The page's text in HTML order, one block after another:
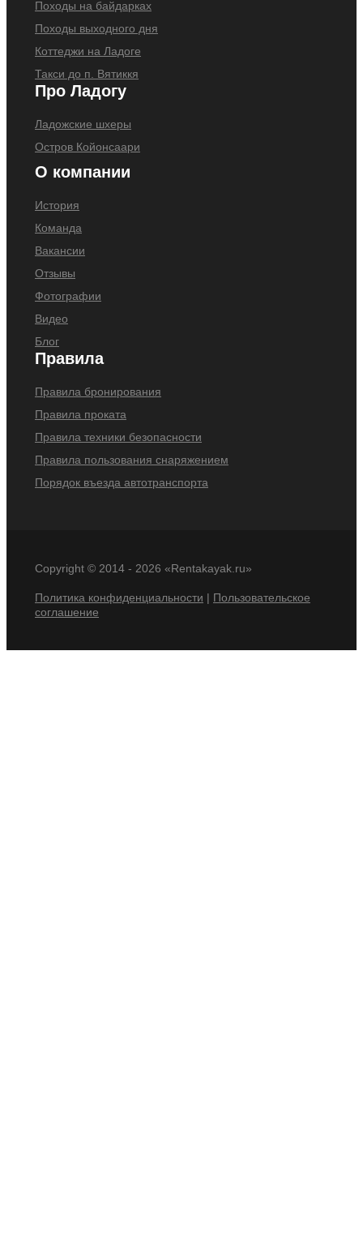
Походы на байдарках
Походы выходного дня
Коттеджи на Ладоге
Такси до п. Вятиккя
Про Ладогу
Ладожские шхеры
Остров Койонсаари
О компании
История
Команда
Вакансии
Отзывы
Фотографии
Видео
Блог
Правила
Правила бронирования
Правила проката
Правила техники безопасности
Правила пользования снаряжением
Порядок въезда автотранспорта
Copyright © 2014 - 2026 «Rentakayak.ru»
Политика конфиденциальности | Пользовательское
соглашение